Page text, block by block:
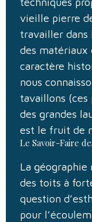
vieille pierre
travailler dans
des matériaux
caractère
nous
tavaillons
des grandes
est le fruit de
Le Savoir-Faire
La géographie
des toits à
question
pour